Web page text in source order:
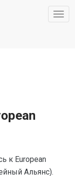
к European
Альянс).